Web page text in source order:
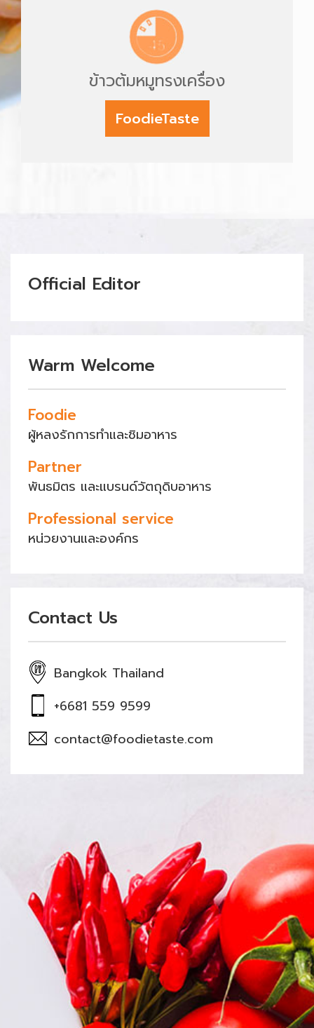
ข้าวต้มหมูทรงเครื่อง
FoodieTaste
Official Editor
Warm Welcome
Foodie
ผู้หลงรักการทำและชิมอาหาร
Partner
พันธมิตร และแบรนด์วัตถุดิบอาหาร
Professional service
หน่วยงานและองค์กร
Contact Us
Bangkok Thailand
+6681 559 9599
contact@foodietaste.com